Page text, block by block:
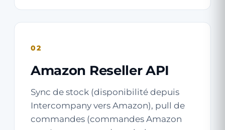
02
Amazon Reseller API
Sync de stock (disponibilité depuis
Intercompany vers Amazon), pull de
commandes (commandes Amazon